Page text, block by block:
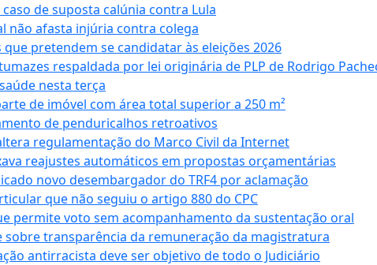
de suposta calúnia contra Lula
não afasta injúria contra colega
pretendem se candidatar às eleições 2026
respaldada por lei originária de PLP de Rodrigo
nesta terça
de imóvel com área total superior a 250 m²
de penduricalhos retroativos
regulamentação do Marco Civil da Internet
reajustes automáticos em propostas orçamentárias
novo desembargador do TRF4 por aclamação
que não seguiu o artigo 880 do CPC
permite voto sem acompanhamento da sustentação oral
transparência da remuneração da magistratura
antirracista deve ser objetivo de todo o Judiciário